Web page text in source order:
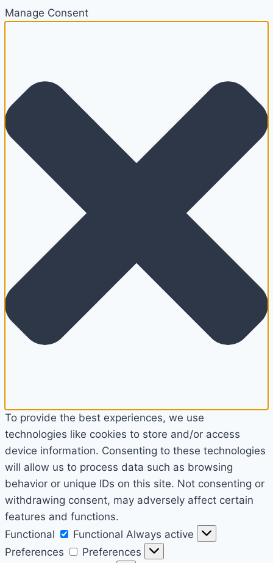
Manage Consent
To provide the best experiences, we use
technologies like cookies to store and/or access
device information. Consenting to these technologies
will allow us to process data such as browsing
behavior or unique IDs on this site. Not consenting or
withdrawing consent, may adversely affect certain
features and functions.
Functional
Functional Always active
Preferences
Preferences